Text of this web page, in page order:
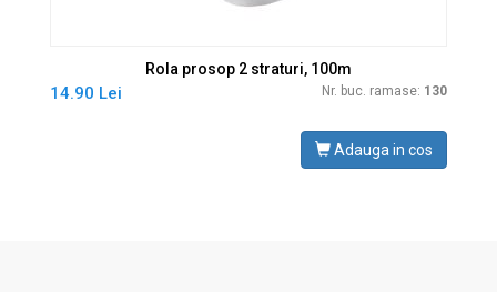
Rola prosop 2 straturi, 100m
14.90 Lei Nr. buc. ramase: 130
Adauga in cos